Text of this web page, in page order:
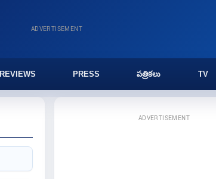
ADVERTISEMENT
REVIEWS PRESS పత్రికలు TV
ADVERTISEMENT